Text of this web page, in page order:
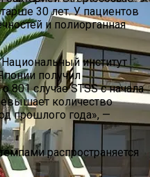
Бетон?
30 лет. У пациентов
и полиорганная
институт
получил
801 случае STSS с начала
количество
прошлого года», —